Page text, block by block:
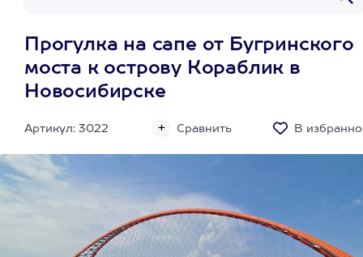
Прогулка на сапе от Бугринского
моста к острову Кораблик в
Новосибирске
Артикул: 3022 Сравнить В